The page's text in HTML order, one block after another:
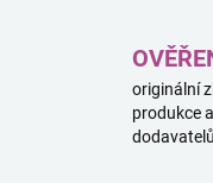
originální
produkce
dodavatelů